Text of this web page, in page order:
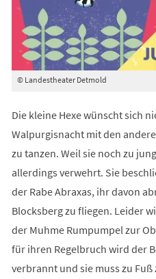
© Landestheater Detmold
Die kleine Hexe wünscht sich
Walpurgisnacht mit den
zu tanzen. Weil sie noch zu
allerdings verwehrt. Sie
der Rabe Abraxas, ihr davon
Blocksberg zu fliegen. Leider
der Muhme Rumpumpel zur
für ihren Regelbruch wird der
verbrannt und sie muss zu